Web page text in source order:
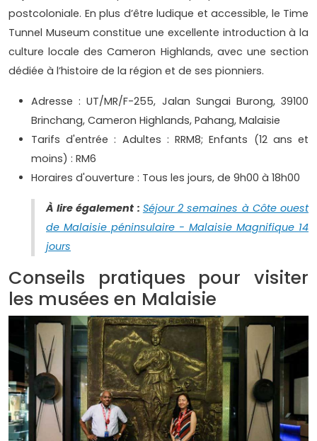
postcoloniale. En plus d’être ludique et accessible, le Time
Tunnel Museum constitue une excellente introduction à la
culture locale des Cameron Highlands, avec une section
dédiée à l’histoire de la région et de ses pionniers.
Adresse : UT/MR/F-255, Jalan Sungai Burong, 39100
Brinchang, Cameron Highlands, Pahang, Malaisie
Tarifs d'entrée : Adultes : RRM8; Enfants (12 ans et
moins) : RM6
Horaires d'ouverture : Tous les jours, de 9h00 à 18h00
À lire également : Séjour 2 semaines à Côte ouest
de Malaisie péninsulaire - Malaisie Magnifique 14
jours
Conseils pratiques pour visiter
les musées en Malaisie